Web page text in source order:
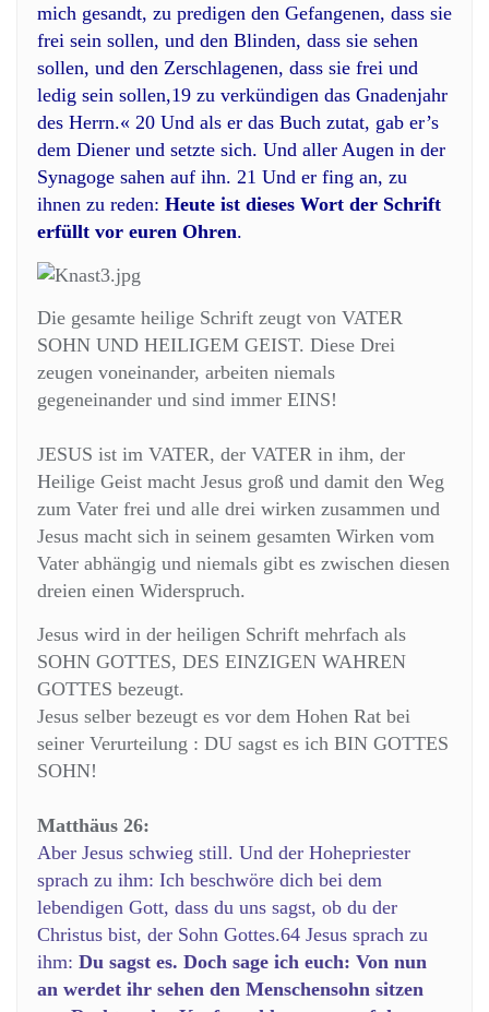
mich gesandt, zu predigen den Gefangenen, dass sie
frei sein sollen, und den Blinden, dass sie sehen
sollen, und den Zerschlagenen, dass sie frei und
ledig sein sollen,19 zu verkündigen das Gnadenjahr
des Herrn.« 20 Und als er das Buch zutat, gab er’s
dem Diener und setzte sich. Und aller Augen in der
Synagoge sahen auf ihn. 21 Und er fing an, zu
ihnen zu reden: Heute ist dieses Wort der Schrift
erfüllt vor euren Ohren.
Die gesamte heilige Schrift zeugt von VATER
SOHN UND HEILIGEM GEIST. Diese Drei
zeugen voneinander, arbeiten niemals
gegeneinander und sind immer EINS!
JESUS ist im VATER, der VATER in ihm, der
Heilige Geist macht Jesus groß und damit den Weg
zum Vater frei und alle drei wirken zusammen und
Jesus macht sich in seinem gesamten Wirken vom
Vater abhängig und niemals gibt es zwischen diesen
dreien einen Widerspruch.
Jesus wird in der heiligen Schrift mehrfach als
SOHN GOTTES, DES EINZIGEN WAHREN
GOTTES bezeugt.
Jesus selber bezeugt es vor dem Hohen Rat bei
seiner Verurteilung : DU sagst es ich BIN GOTTES
SOHN!
Matthäus 26:
Aber Jesus schwieg still. Und der Hohepriester
sprach zu ihm: Ich beschwöre dich bei dem
lebendigen Gott, dass du uns sagst, ob du der
Christus bist, der Sohn Gottes.64 Jesus sprach zu
ihm: Du sagst es. Doch sage ich euch: Von nun
an werdet ihr sehen den Menschensohn sitzen